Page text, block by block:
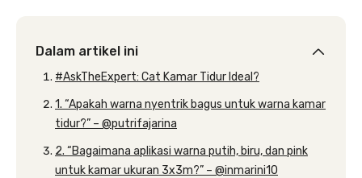
Dalam artikel ini
#AskTheExpert: Cat Kamar Tidur Ideal?
1. “Apakah warna nyentrik bagus untuk warna kamar
tidur?” – @putrifajarina
2. “Bagaimana aplikasi warna putih, biru, dan pink
untuk kamar ukuran 3x3m?” – @inmarini10